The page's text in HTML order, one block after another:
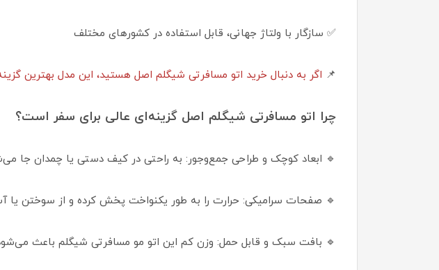
✅ سازگار با ولتاژ جهانی، قابل استفاده در کشورهای مختلف
📌 اگر به دنبال خرید اتو مسافرتی شیگلم اصل هستید، این مدل بهترین
چرا اتو مسافرتی شیگلم اصل گزینه‌ای عالی برای سفر است؟
🔹 ابعاد کوچک و طراحی جمع‌وجور: به راحتی در کیف دستی یا چمدان جا
🔹 صفحات سرامیکی: حرارت را به طور یکنواخت پخش کرده و از سوختن یا
🔹 بافت سبک و قابل حمل: وزن کم این اتو مو مسافرتی شیگلم باعث